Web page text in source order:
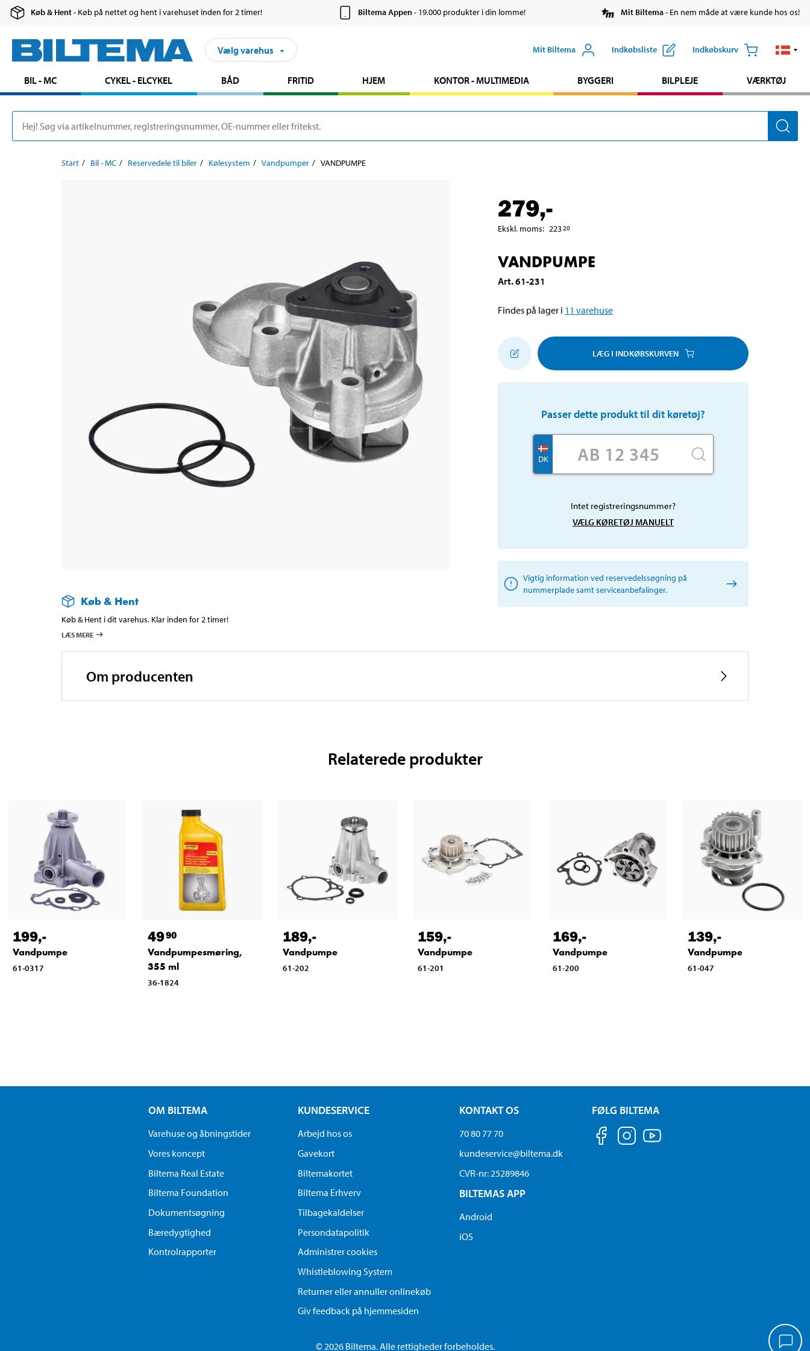
Køb & Hent- Køb på nettet og hent i varehuset inden for 2 timer! Biltema Appen- 19.000 produkter i din lomme! Mit Biltema- En nem måde at være kunde hos os!
Vælg varehus Mit Biltema Indkøbsliste Indkøbskurv
BIL - MC CYKEL - ELCYKEL BÅD FRITID HJEM KONTOR - MULTIMEDIA BYGGERI BILPLEJE VÆRKTØJ
Start Bil - MC Reservedele til biler Kølesystem Vandpumper VANDPUMPE
Køb & Hent
Køb & Hent i dit varehus. Klar inden for 2 timer!
LÆS MERE
279,-
Ekskl. moms: 223 20
VANDPUMPE
Art.61-231
Findes på lager i 11 varehuse
LÆG I INDKØBSKURVEN
Passer dette produkt til dit køretøj?
DK
Intet registreringsnummer?
VÆLG KØRETØJ MANUELT
Vigtig information ved reservedelssøgning på
nummerplade samt serviceanbefalinger.
Om producenten
Relaterede produkter
199,-
Vandpumpe
61-0317
4990
Vandpumpesmøring,
355 ml
36-1824
189,-
Vandpumpe
61-202
159,-
Vandpumpe
61-201
169,-
Vandpumpe
61-200
139,-
Vandpumpe
61-047
OM BILTEMA
Varehuse og åbningstider
Vores koncept
Biltema Real Estate
Biltema Foundation
Dokumentsøgning
Bæredygtighed
Kontrolrapporter
KUNDESERVICE
Arbejd hos os
Gavekort
Biltemakortet
Biltema Erhverv
Tilbagekaldelser
Persondatapolitik
Administrer cookies
Whistleblowing System
Returner eller annuller onlinekøb
Giv feedback på hjemmesiden
KONTAKT OS
70 80 77 70
kundeservice@biltema.dk
CVR-nr: 25289846
BILTEMAS APP
Android
iOS
FØLG BILTEMA
© 2026 Biltema. Alle rettigheder forbeholdes.